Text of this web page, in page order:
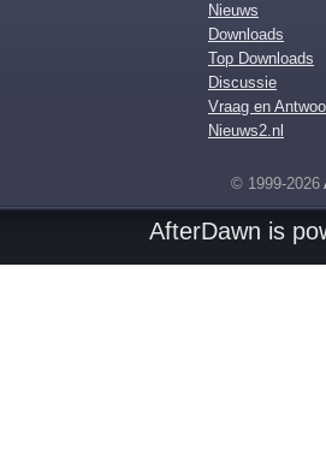
Nieuws
Downloads
Top Downloads
Discussie
Vraag en
Nieuws2.nl
© 1999-2026
AfterDawn is